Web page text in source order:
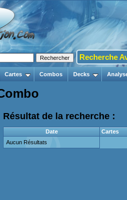
Recherche
Cartes Combos Decks
Résultat de la recherche :
Date
Cartes
Aucun Résultats